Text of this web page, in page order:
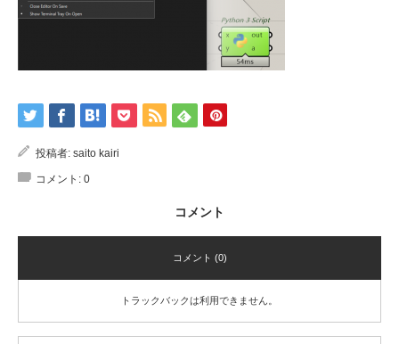
投稿者: saito kairi
コメント: 0
コメント
コメント (0)
トラックバックは利用できません。